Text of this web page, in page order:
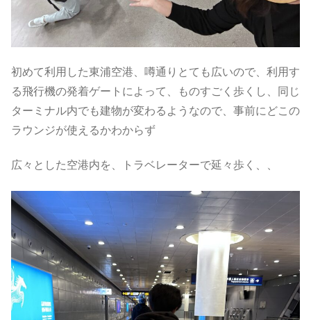
初めて利用した東浦空港、噂通りとても広いので、利用す
る飛行機の発着ゲートによって、ものすごく歩くし、同じ
ターミナル内でも建物が変わるようなので、事前にどこの
ラウンジが使えるかわからず
広々とした空港内を、トラベレーターで延々歩く、、